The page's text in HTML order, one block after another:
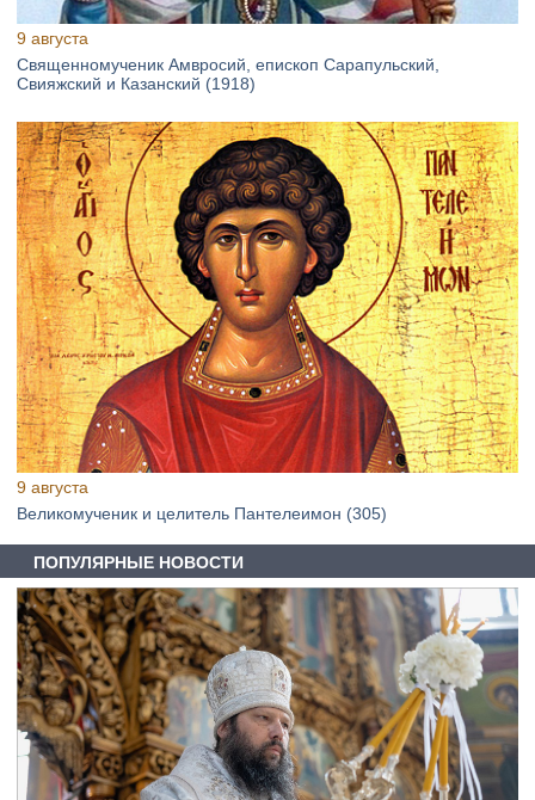
9 августа
Священномученик Амвросий, епископ Сарапульский,
Свияжский и Казанский (1918)
9 августа
Великомученик и целитель Пантелеимон (305)
ПОПУЛЯРНЫЕ НОВОСТИ